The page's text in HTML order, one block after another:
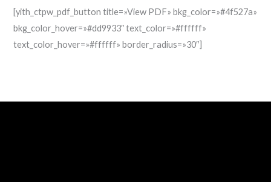
[yith_ctpw_pdf_button title=»View PDF» bkg_color=»#4f527a»
bkg_color_hover=»#dd9933″ text_color=»#ffffff»
text_color_hover=»#ffffff» border_radius=»30″]